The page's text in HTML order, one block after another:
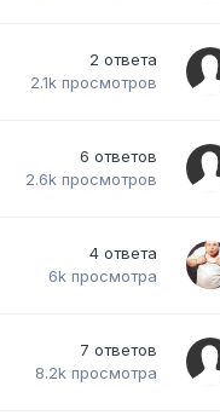
2 ответа
2.1k просмотров
6 ответов
2.6k просмотров
4 ответа
6k просмотра
7 ответов
8.2k просмотра